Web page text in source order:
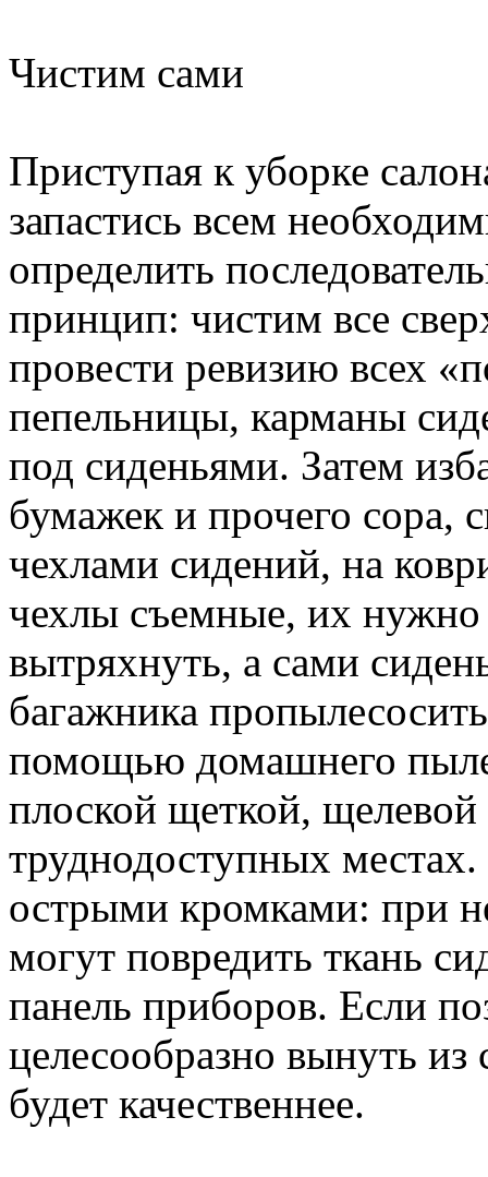
Чистим сами
Приступая к уборке
запастись всем
определить
принцип: чистим все
провести ревизию всех
пепельницы, карманы
под сиденьями. Затем
бумажек и прочего сора,
чехлами сидений, на
чехлы съемные, их
вытряхнуть, а сами
багажника
помощью домашнего
плоской щеткой,
труднодоступных
острыми кромками: при
могут повредить ткань
панель приборов. Если
целесообразно вынуть
будет качественнее.